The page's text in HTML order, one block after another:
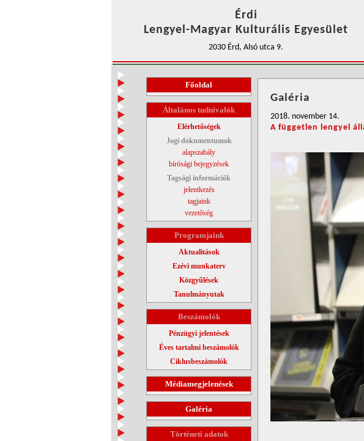
Érdi
Lengyel-Magyar Kulturális Egyesület
2030 Érd, Alsó utca 9.
Főoldal
Általános tudnivalók
Elérhetőségek
Jogi dokumentumok
alapszabály
bírósági bejegyzések
Tagsági információk
jelentkezés
tagjaink
vezetőség
Programjaink
Aktualitások
Ezévi munkaterv
Közgyűlések
Tanulmányutak
Beszámolók
Pénzügyi jelentések
Éves tartalmi beszámolók
Ciklusbeszámolók
Médiamegjelenések
Galéria
Történeti adatok
Galéria
2018. november 14.
A független lengyel